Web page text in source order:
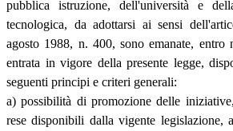
pubblica istruzione, dell'università e
tecnologica, da adottarsi ai sensi
agosto 1988, n. 400, sono emanate, entro
entrata in vigore della presente legge,
seguenti principi e criteri generali:
a) possibilità di promozione delle
rese disponibili dalla vigente legislazione,